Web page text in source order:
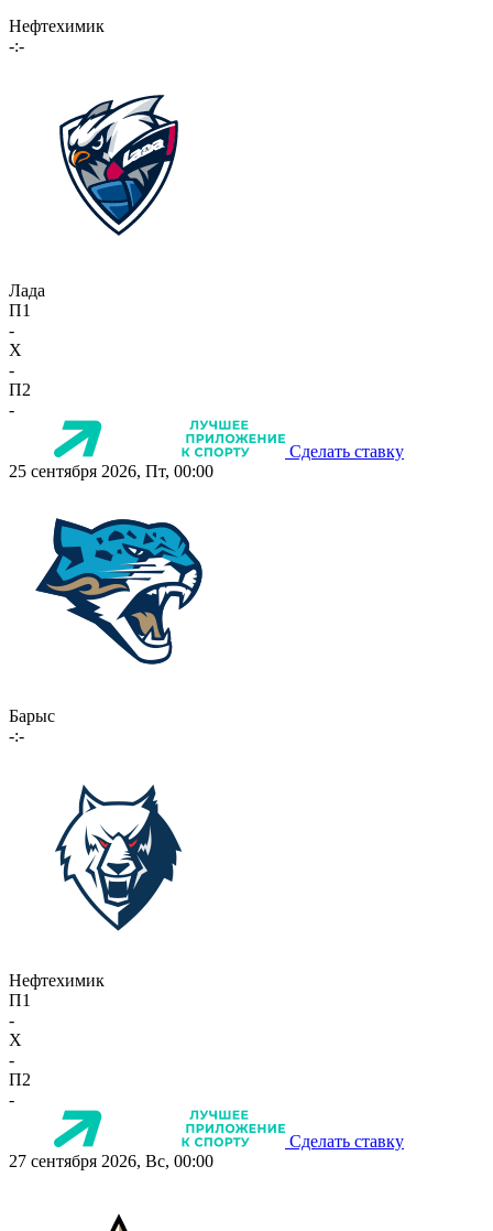
Нефтехимик
-:-
Лада
П1
-
X
-
П2
-
Сделать ставку
25 сентября 2026, Пт, 00:00
Барыс
-:-
Нефтехимик
П1
-
X
-
П2
-
Сделать ставку
27 сентября 2026, Вс, 00:00